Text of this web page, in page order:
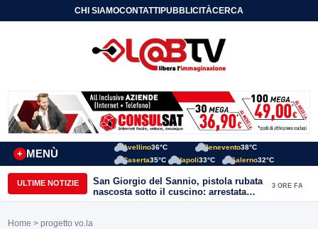
CHI SIAMOCONTATTIPUBBLICITÀCERCA
MENÙ
+
Avellino36°C Benevento38°C
Caserta35°C Napoli33°C Salerno32°C
ULTIME NOTIZIE
San Giorgio del Sannio, pistola rubata
nascosta sotto il cuscino: arrestata
51enne
3 ORE FA
Home > progetto vo.la